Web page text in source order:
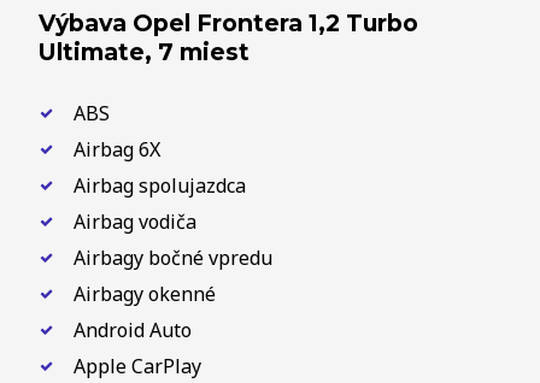
Výbava Opel Frontera 1,2 Turbo
Ultimate, 7 miest
ABS
Airbag 6X
Airbag spolujazdca
Airbag vodiča
Airbagy bočné vpredu
Airbagy okenné
Android Auto
Apple CarPlay